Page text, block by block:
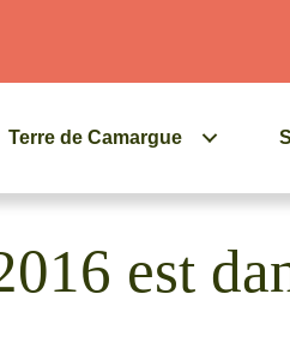
Terre de Camargue
est